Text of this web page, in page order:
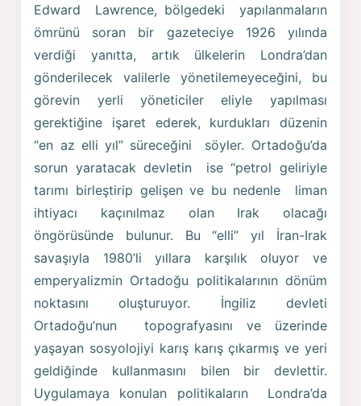
Edward Lawrence, bölgedeki yapılanmaların
ömrünü soran bir gazeteciye 1926 yılında
verdiği yanıtta, artık ülkelerin Londra’dan
gönderilecek valilerle yönetilemeyeceğini, bu
görevin yerli yöneticiler eliyle yapılması
gerektiğine işaret ederek, kurdukları düzenin
“en az elli yıl” süreceğini söyler. Ortadoğu’da
sorun yaratacak devletin ise “petrol geliriyle
tarımı birleştirip gelişen ve bu nedenle liman
ihtiyacı kaçınılmaz olan Irak olacağı
öngörüsünde bulunur. Bu “elli” yıl İran-Irak
savaşıyla 1980’li yıllara karşılık oluyor ve
emperyalizmin Ortadoğu politikalarının dönüm
noktasını oluşturuyor. İngiliz devleti
Ortadoğu’nun topografyasını ve üzerinde
yaşayan sosyolojiyi karış karış çıkarmış ve yeri
geldiğinde kullanmasını bilen bir devlettir.
Uygulamaya konulan politikaların Londra’da